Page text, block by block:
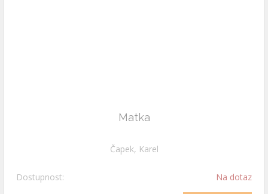
Matka
Čapek, Karel
Dostupnost: Na dotaz